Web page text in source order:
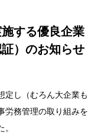
する優良企業
）のお知らせ
定し（むろん大企業も
労務管理の取り組みを